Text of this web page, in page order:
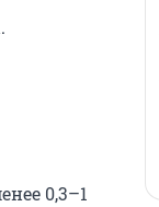
0,3–1